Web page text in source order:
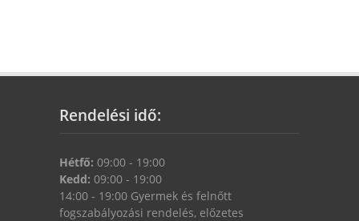
Rendelési idő:
Hétfő: 09:00 - 19:00
Kedd: 09:00 - 19:00
14:00 - 19:00 Gyermek és felnőtt
fogszabályozási rendelés, előzetes